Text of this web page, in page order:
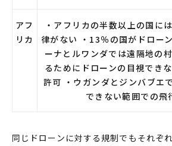
アフ
リカ
・アフリカの半数以上の国に
律がない ・13％の国がドロー
ーナとルワンダでは遠隔地の
るためにドローンの目視でき
許可 ・ウガンダとジンバブエ
できない範囲での飛
同じ ドローン に対する規制でもそれぞ